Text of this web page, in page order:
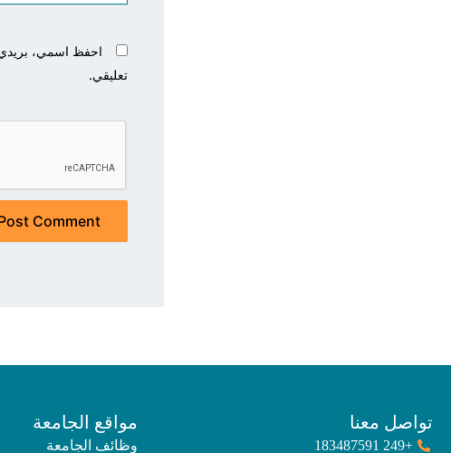
احفظ اسمي، بريدي
تعليقي.
تواصل معنا
+249 183487591
مواقع الجامعة
وظائف الجامعة